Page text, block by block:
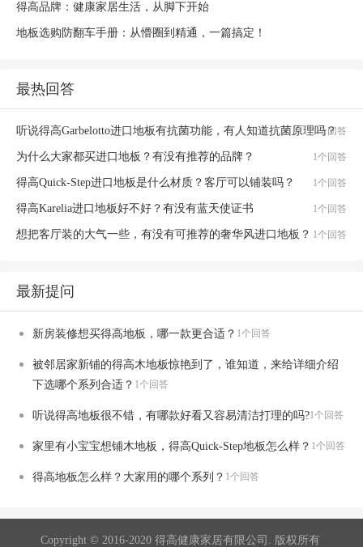
得高品牌：健康家居生活，从脚下开始
地板选购防翻车手册：从懵圈到精通，一篇搞定！
最热回答
听说得高Garbelotto进口地板有抗菌功能，有人知道抗菌原理吗？
1个回答
为什么大家都买进口地板？有没有推荐的品牌？ 1个回答
得高Quick-Step进口地板是什么材质？客厅可以铺装吗？ 1个回答
得高Karelia进口地板好不好？有没有蓝天使证书 1个回答
想把客厅装的大气一些，有没有可推荐的奢华风进口地板？ 1个回答
最新提问
新房装修想买得高地板，哪一款更合适？ 1个回答
被邻居家新铺的得高木地板惊艳到了，谁知道，来给详细介绍
下选哪个系列合适？ 1个回答
听说得高地板很不错，有哪款好看又容易清洁打理的吗?1个回答
家里有小宝宝想铺木地板，得高Quick-Step地板怎么样？ 1个回答
得高地板怎么样？大家用的哪个系列？ 1个回答
Copyright © 2016-2020 得高健康家居有限公司. 版权所有